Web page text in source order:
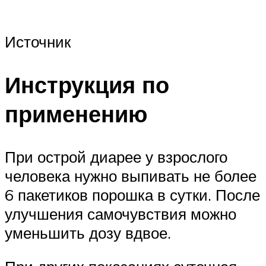
Источник
Инструкция по
применению
При острой диарее у взрослого
человека нужно выпивать не более
6 пакетиков порошка в сутки. После
улучшения самочувствия можно
уменьшить дозу вдвое.